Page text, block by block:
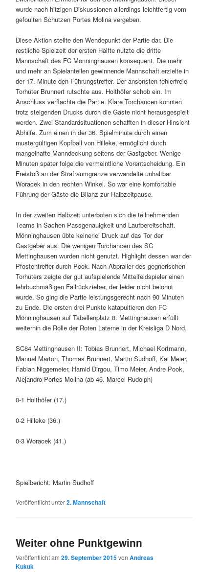
wurde nach hitzigen Diskussionen allerdings leichtfertig vom
gefoulten Schützen Portes Molina vergeben.
Diese Aktion stellte den Wendepunkt der Partie dar. Die
restliche Spielzeit der ersten Hälfte nutzte die dritte
Mannschaft des FC Mönninghausen konsequent. Die mehr
und mehr an Spielanteilen gewinnende Mannschaft erzielte in
der 17. Minute den Führungstreffer. Der ansonsten fehlerfreie
Torhüter Brunnert rutschte aus. Holthöfer schob ein. Im
Anschluss verflachte die Partie. Klare Torchancen konnten
trotz steigenden Drucks durch die Gäste nicht herausgespielt
werden. Zwei Standardsituationen schafften in dieser Hinsicht
Abhilfe. Zum einen in der 36. Spielminute durch einen
mustergültigen Kopfball von Hilleke, ermöglicht durch
mangelhafte Manndeckung seitens der Gastgeber. Wenige
Minuten später folge die vermeintliche Vorentscheidung. Ein
Freistoß an der Strafraumgrenze verwandelte unhaltbar
Woracek in den rechten Winkel. So war eine komfortable
Führung der Gäste die Bilanz zur Halbzeitpause.
In der zweiten Halbzeit unterboten sich die teilnehmenden
Teams in Sachen Passgenauigkeit und Laufbereitschaft.
Mönninghausen übte keinerlei Druck auf das Tor der
Gastgeber aus. Die wenigen Torchancen des SC
Mettinghausen wurden nicht genutzt. Highlight dessen war der
Pfostentreffer durch Pook. Nach Abpraller des gegnerischen
Torhüters zeigte der gut aufspielende Mittelfeldspieler einen
lehrbuchmäßigen Fallrückzieher, der leider nicht belohnt
wurde. So ging die Partie leistungsgerecht nach 90 Minuten
zu Ende. Die ersten drei Punkte katapultieren den FC
Mönninghausen auf Tabellenplatz 8. Mettinghausen erfüllt
weiterhin die Rolle der Roten Laterne in der Kreisliga D Nord.
SC84 Mettinghausen II: Tobias Brunnert, Michael Kortmann,
Manuel Marton, Thomas Brunnert, Martin Sudhoff, Kai Meier,
Fabian Niggemeier, Hamid Dirgou, Timo Meier, Andre Pook,
Alejandro Portes Molina (ab 46. Marcel Rudolph)
0-1 Holthöfer (17.)
0-2 Hilleke (36.)
0-3 Woracek (41.)
Spielbericht: Martin Sudhoff
Veröffentlicht unter2. Mannschaft
Weiter ohne Punktgewinn
Veröffentlicht am29. September 2015vonAndreas
Kukuk